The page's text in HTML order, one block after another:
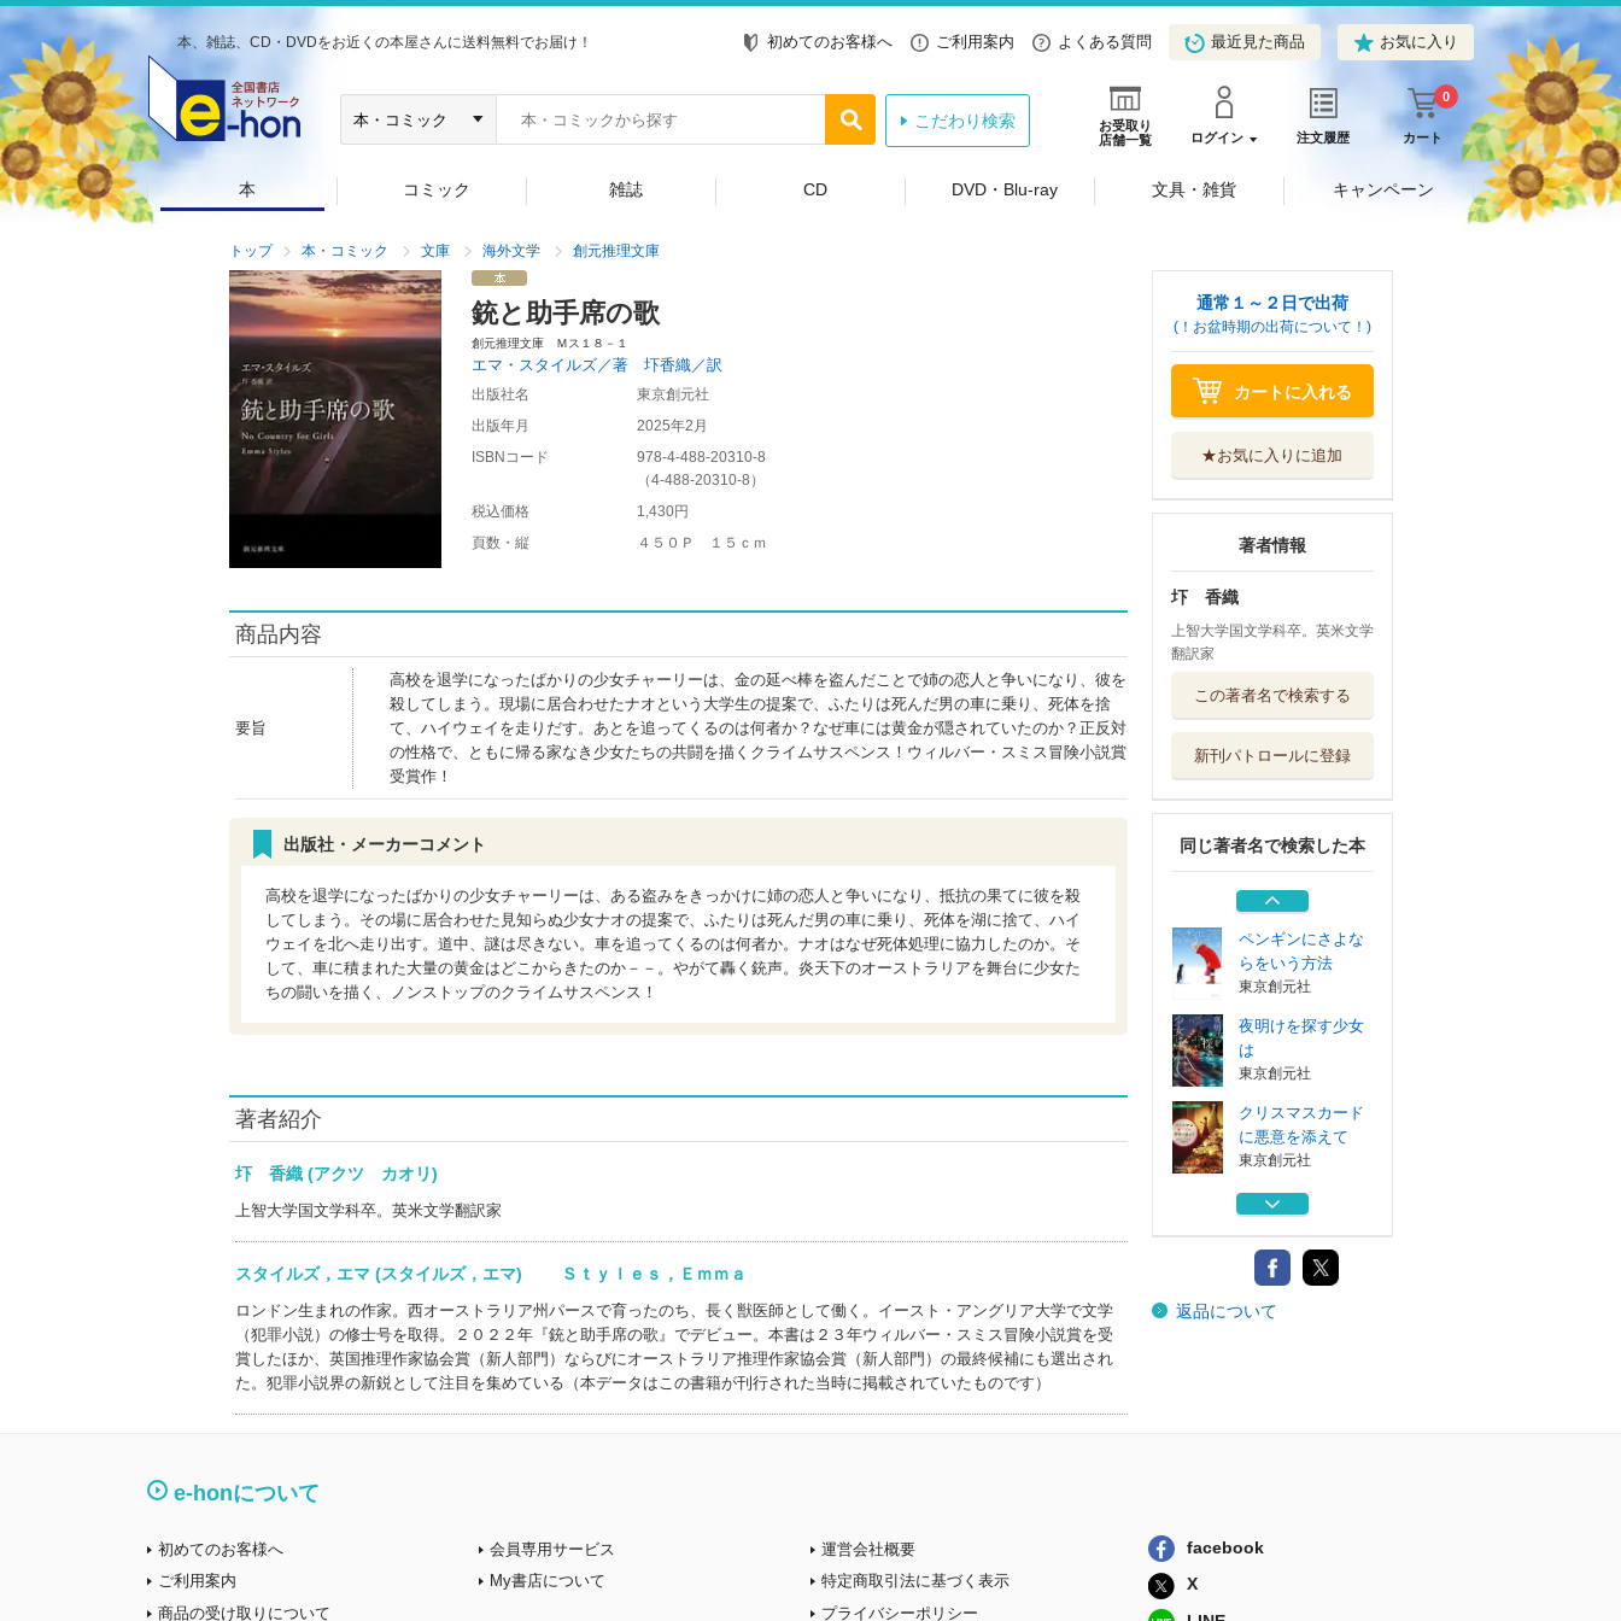
本、雑誌、CD・DVDをお近くの本屋さんに送料無料でお届け！ 初めてのお客様へ ご利用案内 よくある質問 最近見た商品 お気に入り
お受取り
店舗一覧
ログイン 注文履歴 カート
0
こだわり検索
本 コミック 雑誌 CD DVD・Blu-ray 文具・雑貨 キャンペーン
トップ 本・コミック 文庫 海外文学 創元推理文庫
銃と助手席の歌
創元推理文庫 Ｍス１８－１
エマ・スタイルズ／著 圷香織／訳
出版社名
東京創元社
出版年月
2025年2月
ISBNコード
978-4-488-20310-8
（4-488-20310-8 ）
税込価格
1,430円
頁数・縦
４５０Ｐ １５ｃｍ
商品内容
要旨
高校を退学になったばかりの少女チャーリーは、金の延べ棒を盗んだことで姉の恋人と争いになり、彼を
殺してしまう。現場に居合わせたナオという大学生の提案で、ふたりは死んだ男の車に乗り、死体を捨
て、ハイウェイを走りだす。あとを追ってくるのは何者か？なぜ車には黄金が隠されていたのか？正反対
の性格で、ともに帰る家なき少女たちの共闘を描くクライムサスペンス！ウィルバー・スミス冒険小説賞
受賞作！
出版社・メーカーコメント
高校を退学になったばかりの少女チャーリーは、ある盗みをきっかけに姉の恋人と争いになり、抵抗の果てに彼を殺
してしまう。その場に居合わせた見知らぬ少女ナオの提案で、ふたりは死んだ男の車に乗り、死体を湖に捨て、ハイ
ウェイを北へ走り出す。道中、謎は尽きない。車を追ってくるのは何者か。ナオはなぜ死体処理に協力したのか。そ
して、車に積まれた大量の黄金はどこからきたのか－－。やがて轟く銃声。炎天下のオーストラリアを舞台に少女た
ちの闘いを描く、ノンストップのクライムサスペンス！
著者紹介
圷 香織 (アクツ カオリ)
上智大学国文学科卒。英米文学翻訳家
スタイルズ，エマ (スタイルズ，エマ) Ｓｔｙｌｅｓ，Ｅｍｍａ
ロンドン生まれの作家。西オーストラリア州パースで育ったのち、長く獣医師として働く。イースト・アングリア大学で文学
（犯罪小説）の修士号を取得。２０２２年『銃と助手席の歌』でデビュー。本書は２３年ウィルバー・スミス冒険小説賞を受
賞したほか、英国推理作家協会賞（新人部門）ならびにオーストラリア推理作家協会賞（新人部門）の最終候補にも選出され
た。犯罪小説界の新鋭として注目を集めている（本データはこの書籍が刊行された当時に掲載されていたものです）
通常１～２日で出荷
(！お盆時期の出荷について！)
カートに入れる
★お気に入りに追加
著者情報
圷 香織
上智大学国文学科卒。英米文学
翻訳家
この著者名で検索する
新刊パトロールに登録
同じ著者名で検索した本
に悪意を添えて
シェフ探偵パール
東京創元社
紅はこべ
東京創元社
ペンギンにさよな
らをいう方法
東京創元社
夜明けを探す少女
は
東京創元社
クリスマスカード
に悪意を添えて
東京創元社
シェフ探偵パール
東京創元社
紅はこべ
東京創元社
クリスマスカード
返品について
e-honについて
初めてのお客様へ
ご利用案内
商品の受け取りについて
会員専用サービス
My書店について
運営会社概要
特定商取引法に基づく表示
プライバシーポリシー
facebook
X